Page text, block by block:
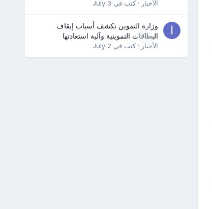
الأخبار · كتب في July 3
0
وزارة التموين تكشف أسباب إيقاف
البطاقات التموينية وآلية استعادتها
الأخبار · كتب في July 2